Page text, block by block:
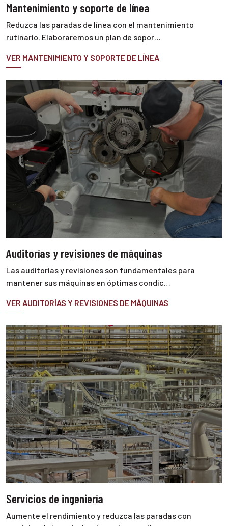
Mantenimiento y soporte de línea
Reduzca las paradas de línea con el mantenimiento
rutinario. Elaboraremos un plan de sopor…
VER MANTENIMIENTO Y SOPORTE DE LÍNEA
Auditorías y revisiones de máquinas
Las auditorías y revisiones son fundamentales para
mantener sus máquinas en óptimas condic…
VER AUDITORÍAS Y REVISIONES DE MÁQUINAS
Servicios de ingeniería
Aumente el rendimiento y reduzca las paradas con